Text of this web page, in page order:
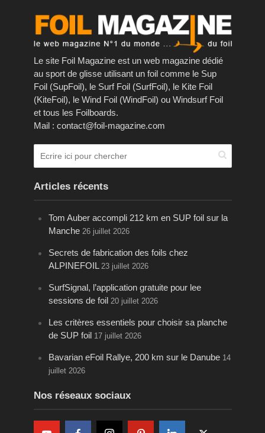
Le site Foil Magazine est un web magazine dédié
au sport de glisse utilisant un foil comme le Sup
Foil (SupFoil), le Surf Foil (SurfFoil), le Kite Foil
(KiteFoil), le Wind Foil (WindFoil) ou Windsurf Foil
et tous les Foilboards.
Mail : contact@foil-magazine.com
Articles récents
Tom Auber accompli 212 km en SUP foil sur la
Manche 26 juillet 2026
Secrets de fabrication des foils chez
ALPINEFOIL 23 juillet 2026
SurfSignal, l’application gratuite pour lee
sessions de foil 20 juillet 2026
Les critères essentiels pour choisir sa planche
de SUP foil 17 juillet 2026
Bavarian eFoil Rallye, 200 km sur le Danube 14
juillet 2026
Nos réseaux sociaux